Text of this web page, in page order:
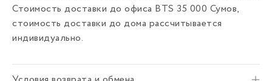
Стоимость доставки до офиса BTS 35 000 Сумов,
стоимость доставки до дома рассчитывается
индивидуально.